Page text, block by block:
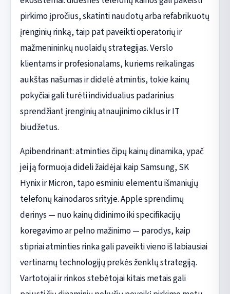
pirkimo įpročius, skatinti naudotų arba refabrikuotų
įrenginių rinką, taip pat paveikti operatorių ir
mažmenininkų nuolaidų strategijas. Verslo
klientams ir profesionalams, kuriems reikalingas
aukštas našumas ir didelė atmintis, tokie kainų
pokyčiai gali turėti individualius padarinius
sprendžiant įrenginių atnaujinimo ciklus ir IT
biudžetus.
Apibendrinant: atminties čipų kainų dinamika, ypač
jei ją formuoja dideli žaidėjai kaip Samsung, SK
Hynix ir Micron, tapo esminiu elementu išmaniųjų
telefonų kainodaros srityje. Apple sprendimų
derinys — nuo kainų didinimo iki specifikacijų
koregavimo ar pelno mažinimo — parodys, kaip
stipriai atminties rinka gali paveikti vieno iš labiausiai
vertinamų technologijų prekės ženklų strategiją.
Vartotojai ir rinkos stebėtojai kitais metais gali